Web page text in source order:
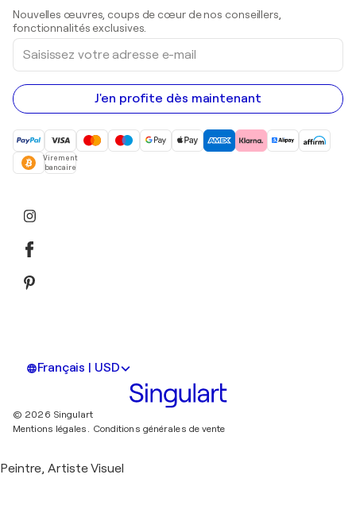
Peintures acryliques
Nouvelles œuvres, coups de cœur de nos conseillers,
fonctionnalités exclusives.
Saisissez
votre
adresse
e-
mail
J'en profite dès maintenant
Virement
bancaire
Français | USD
© 2026 Singulart
Mentions légales. Conditions générales de vente
Peintre, Artiste Visuel